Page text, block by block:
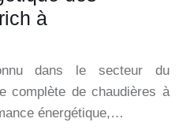
à
dans le secteur du
complète de chaudières à
énergétique,…